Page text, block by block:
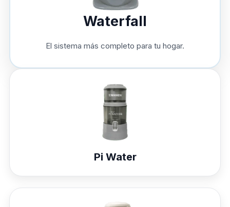
Waterfall
El sistema más completo para tu hogar.
Pi Water